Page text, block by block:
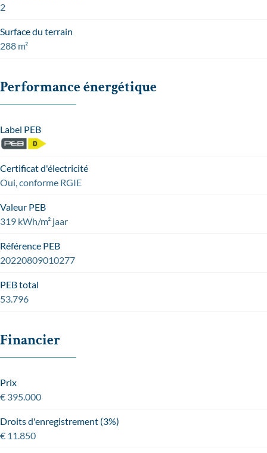
2
Surface du terrain
288 m²
Performance énergétique
Label PEB
Certificat d'électricité
Oui, conforme RGIE
Valeur PEB
319 kWh/m² jaar
Référence PEB
20220809010277
PEB total
53.796
Financier
Prix
€ 395.000
Droits d'enregistrement (3%)
€ 11.850